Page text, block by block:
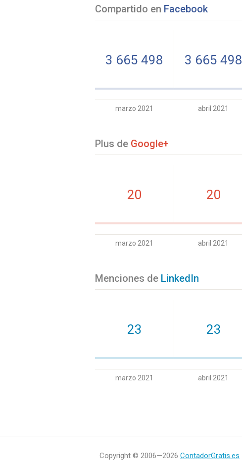
Compartido en Facebook
3 665 498
marzo 2021
3 665 498
abril 2021
Plus de Google+
20
marzo 2021
20
abril 2021
Menciones de LinkedIn
23
marzo 2021
23
abril 2021
Copyright © 2006—2026 ContadorGratis.es